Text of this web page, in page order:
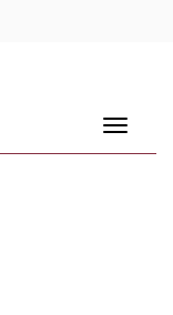
Toggle